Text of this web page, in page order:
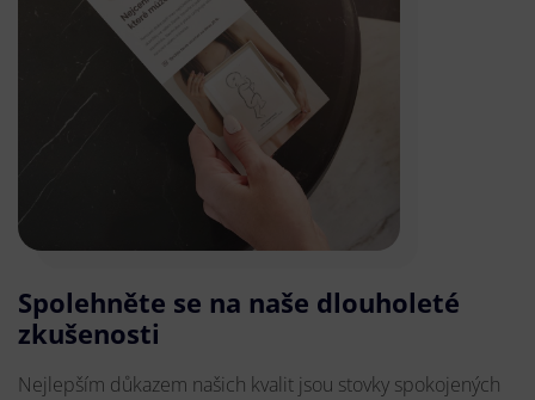
Spolehněte se na naše dlouholeté
zkušenosti
Nejlepším důkazem našich kvalit jsou stovky spokojených